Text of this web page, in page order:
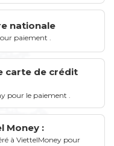
nationale
paiement
carte de crédit
pour le paiement .
Money :
à ViettelMoney pour